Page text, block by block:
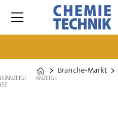
Home
Branche-Markt
ANZEIGE ANZEIGE